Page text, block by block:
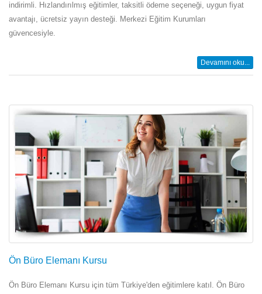
indirimli. Hızlandırılmış eğitimler, taksitli ödeme seçeneği, uygun fiyat
avantajı, ücretsiz yayın desteği. Merkezi Eğitim Kurumları
güvencesiyle.
Devamını oku...
Ön Büro Elemanı Kursu
Ön Büro Elemanı Kursu için tüm Türkiye'den eğitimlere katıl. Ön Büro